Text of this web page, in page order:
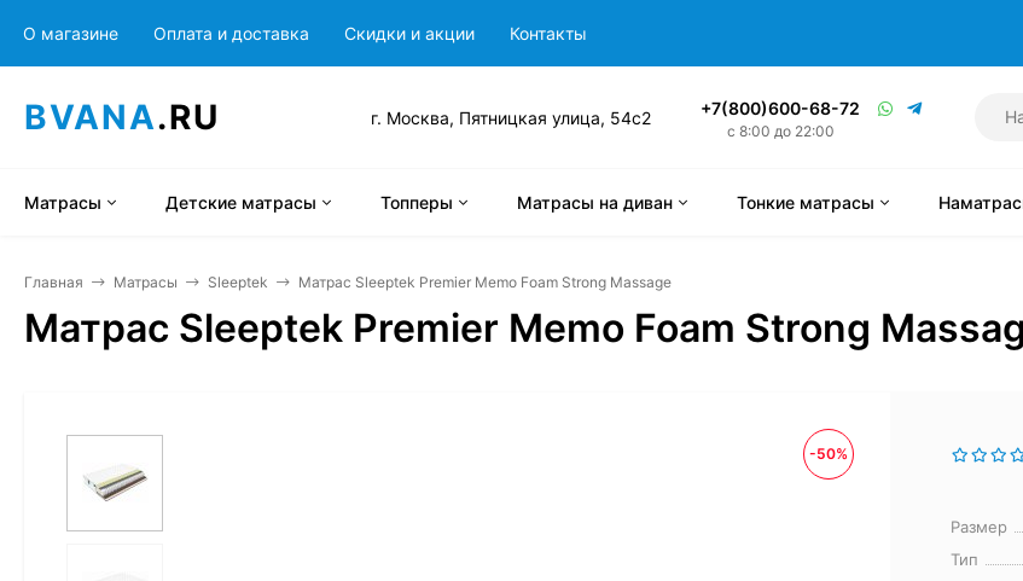
О магазине Оплата и доставка Скидки и акции Контакты
BVANA.RU г. Москва, Пятницкая улица, 54с2 +7(800)600-68-72
с 8:00 до 22:00
Матрасы Детские матрасы Топперы Матрасы на диван Тонкие матрасы
Главная Матрасы Sleeptek Матрас Sleeptek Premier Memo Foam Strong Massage
Матрас Sleeptek Premier Memo Foam Strong
-50%
Размер
Тип